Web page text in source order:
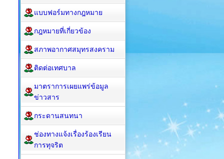
แบบฟอร์มทางกฎหมาย
กฎหมาย​ที่เกี่ยวข้อง
สภาพอากาศสมุทรสงคราม
ติดต่อเทศบาล
มาตราการเผยแพร่ข้อมูล
ข่าวสาร
กระดานสนทนา
ช่องทางแจ้งเรื่องร้องเรียน
การทุจริต